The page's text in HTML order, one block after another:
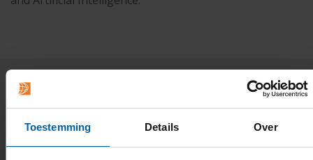
Toestemming Details Over